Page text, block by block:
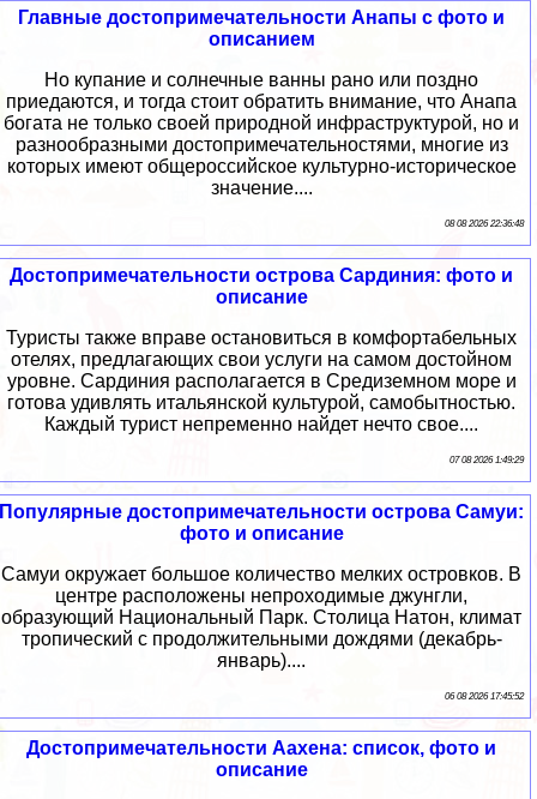
Главные достопримечательности Анапы с фото и
описанием
Но купание и солнечные ванны рано или поздно
приедаются, и тогда стоит обратить внимание, что Анапа
богата не только своей природной инфраструктурой, но и
разнообразными достопримечательностями, многие из
которых имеют общероссийское культурно-историческое
значение....
08 08 2026 22:36:48
Достопримечательности острова Сардиния: фото и
описание
Туристы также вправе остановиться в комфортабельных
отелях, предлагающих свои услуги на самом достойном
уровне. Сардиния располагается в Средиземном море и
готова удивлять итальянской культурой, самобытностью.
Каждый турист непременно найдет нечто свое....
07 08 2026 1:49:29
Популярные достопримечательности острова Самуи:
фото и описание
Самуи окружает большое количество мелких островков. В
центре расположены непроходимые джунгли,
образующий Национальный Парк. Столица Натон, климат
тропический с продолжительными дождями (декабрь-
январь)....
06 08 2026 17:45:52
Достопримечательности Аахена: список, фото и
описание